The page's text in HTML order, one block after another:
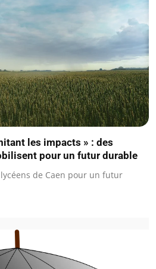
les impacts » : des
pour un futur durable
de Caen pour un futur